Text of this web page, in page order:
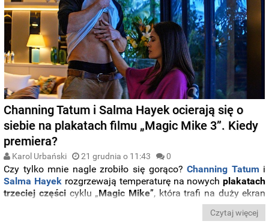
Channing Tatum i Salma Hayek ocierają się o
siebie na plakatach filmu „Magic Mike 3”. Kiedy
premiera?
Karol Urbański 21 grudnia o 11:43 0
Czy tylko mnie nagle zrobiło się gorąco?Channing Tatum i
Salma Hayek rozgrzewają temperaturę na nowychplakatach
trzeciej częścicyklu „Magic Mike”, która trafi na duży ekran
ostatniej odsłony trylogiio
Magic Mike’s Last Dance”.
Czytaj więcej